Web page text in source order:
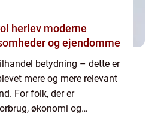
moderne
og ejendomme
betydning – dette er
mere og mere relevant
For folk, der er
økonomi og